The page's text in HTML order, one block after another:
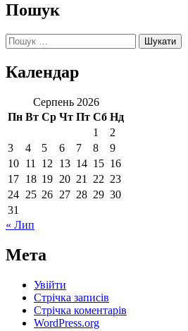
Пошук
Пошук:
Календар
Серпень 2026
Пн Вт Ср Чт Пт Сб Нд
1
2
3
4 5 6 7 8
9
10 11 12 13 14 15 16
17 18 19 20 21 22 23
24 25 26 27 28 29 30
31
« Лип
Мета
Увійти
Стрічка записів
Стрічка коментарів
WordPress.org